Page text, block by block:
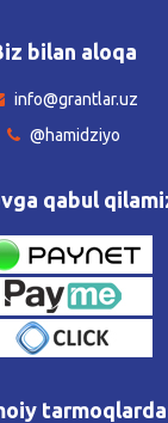
bilan aloqa
info@grantlar.uz
@hamidziyo
qabul
tarmoqlarda